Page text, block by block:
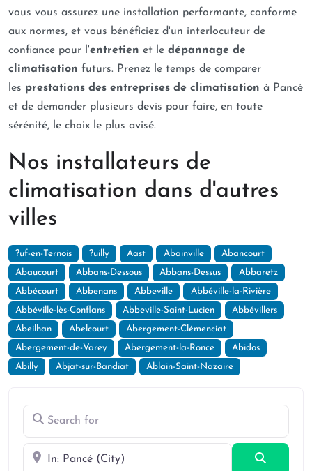
Search for
Near
vous vous assurez une installation performante, conforme
aux normes, et vous bénéficiez d'un interlocuteur de
confiance pour l'entretien et le dépannage de
climatisation futurs. Prenez le temps de comparer
les prestations des entreprises de climatisation à Pancé
et de demander plusieurs devis pour faire, en toute
sérénité, le choix le plus avisé.
Nos installateurs de
climatisation dans d'autres
villes
?uf-en-Ternois ?uilly Aast Abainville Abancourt
Abaucourt Abbans-Dessous Abbans-Dessus Abbaretz
Abbécourt Abbenans Abbeville Abbéville-la-Rivière
Abbéville-lès-Conflans Abbeville-Saint-Lucien Abbévillers
Abeilhan Abelcourt Abergement-Clémenciat
Abergement-de-Varey Abergement-la-Ronce Abidos
Abilly Abjat-sur-Bandiat Ablain-Saint-Nazaire